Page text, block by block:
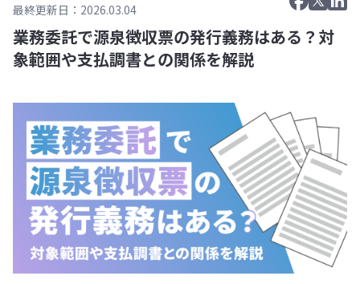
最終更新日：2026.03.04
業務委託で源泉徴収票の発行義務はある？対
象範囲や支払調書との関係を解説